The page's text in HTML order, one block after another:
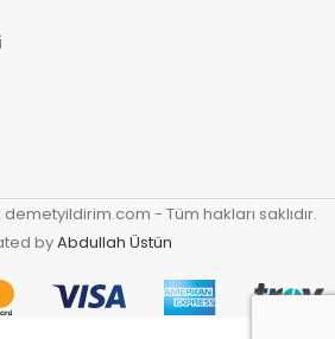
- Tüm hakları saklıdır.
byAbdullah Üstün